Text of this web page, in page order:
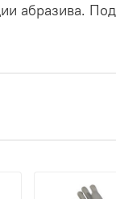
абразива.